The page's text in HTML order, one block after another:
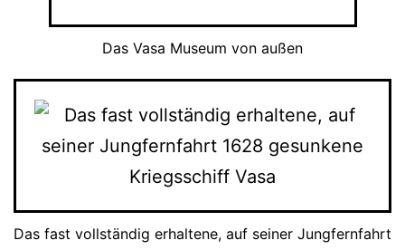
Das Vasa Museum von außen
Das fast vollständig erhaltene, auf seiner Jungfernfahrt